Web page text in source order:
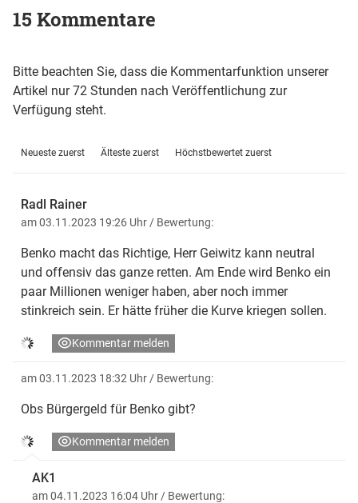
15 Kommentare
Bitte beachten Sie, dass die Kommentarfunktion unserer
Artikel nur 72 Stunden nach Veröffentlichung zur
Verfügung steht.
Neueste zuerst Älteste zuerst Höchstbewertet zuerst
Radl Rainer
am 03.11.2023 19:26 Uhr / Bewertung:
Benko macht das Richtige, Herr Geiwitz kann neutral
und offensiv das ganze retten. Am Ende wird Benko ein
paar Millionen weniger haben, aber noch immer
stinkreich sein. Er hätte früher die Kurve kriegen sollen.
Kommentar melden
am 03.11.2023 18:32 Uhr / Bewertung:
Obs Bürgergeld für Benko gibt?
Kommentar melden
AK1
am 04.11.2023 16:04 Uhr / Bewertung: